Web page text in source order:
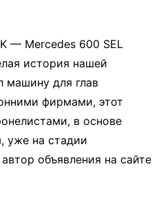
— Mercedes 600 SEL
история нашей
машину для глав
фирмами, этот
в основе
уже на стадии
объявления на сайте